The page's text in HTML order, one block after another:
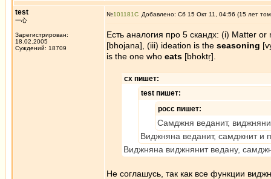
test
一心
Зарегистрирован:
18.02.2005
Суждений: 18709
№101181 Добавлено: Сб 15 Окт 11, 04:56 (15 лет
Есть аналогия про 5 скандх: (i) Matter
[bhojana], (iii) ideation is the seasoning
is the one who eats [bhoktṛ].
сх пишет:
test пишет:
росс пишет:
Самджня веданит,
Виджняна веданит, самджнит и
Виджняна виджнянит ведану,
Не соглашусь, так как все функции